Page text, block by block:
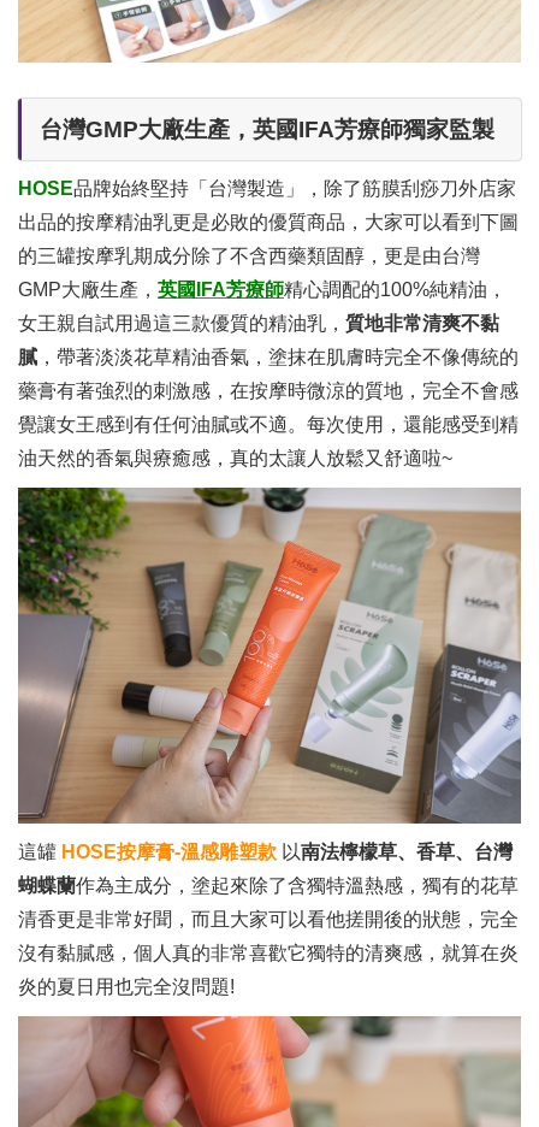
台灣GMP大廠生產，英國IFA芳療師獨家監製
HOSE品牌始終堅持「台灣製造」，除了筋膜刮痧刀外店家
出品的按摩精油乳更是必敗的優質商品，大家可以看到下圖
的三罐按摩乳期成分除了不含西藥類固醇，更是由台灣
GMP大廠生產， 英國IFA芳療師精心調配的100%純精油，
女王親自試用過這三款優質的精油乳， 質地非常清爽不黏
膩 ，帶著淡淡花草精油香氣，塗抹在肌膚時完全不像傳統的
藥膏有著強烈的刺激感，在按摩時微涼的質地，完全不會感
覺讓女王感到有任何油膩或不適。每次使用，還能感受到精
油天然的香氣與療癒感，真的太讓人放鬆又舒適啦~
這罐 HOSE按摩膏-溫感雕塑款 以南法檸檬草、香草、台灣
蝴蝶蘭作為主成分，塗起來除了含獨特溫熱感，獨有的花草
清香更是非常好聞，而且大家可以看他搓開後的狀態，完全
沒有黏膩感，個人真的非常喜歡它獨特的清爽感，就算在炎
炎的夏日用也完全沒問題!